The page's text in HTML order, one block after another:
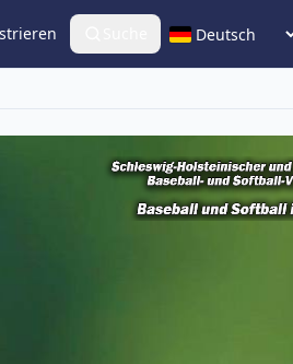
Sprache wählen